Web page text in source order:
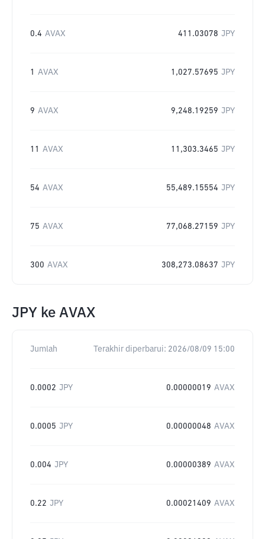
0.4 AVAX 411.03078 JPY
1 AVAX 1,027.57695 JPY
9 AVAX 9,248.19259 JPY
11 AVAX 11,303.3465 JPY
54 AVAX 55,489.15554 JPY
75 AVAX 77,068.27159 JPY
300 AVAX 308,273.08637 JPY
JPY ke AVAX
Jumlah Terakhir diperbarui: 2026/08/09 15:00
0.0002 JPY 0.00000019 AVAX
0.0005 JPY 0.00000048 AVAX
0.004 JPY 0.00000389 AVAX
0.22 JPY 0.00021409 AVAX